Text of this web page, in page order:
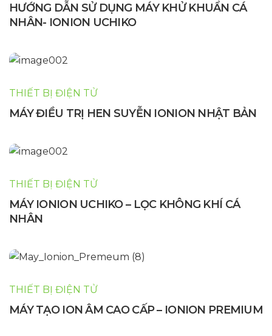
HƯỚNG DẪN SỬ DỤNG MÁY KHỬ KHUẨN CÁ
NHÂN- IONION UCHIKO
THIẾT BỊ ĐIỆN TỬ
MÁY ĐIỀU TRỊ HEN SUYỄN IONION NHẬT BẢN
THIẾT BỊ ĐIỆN TỬ
MÁY IONION UCHIKO – LỌC KHÔNG KHÍ CÁ
NHÂN
THIẾT BỊ ĐIỆN TỬ
MÁY TẠO ION ÂM CAO CẤP – IONION PREMIUM